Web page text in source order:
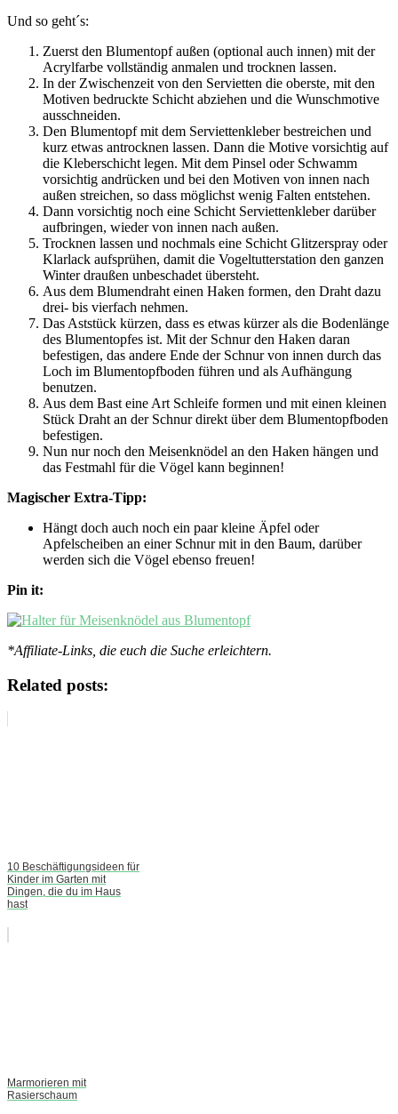
Und so geht´s:
Zuerst den Blumentopf außen (optional auch innen) mit der
Acrylfarbe vollständig anmalen und trocknen lassen.
In der Zwischenzeit von den Servietten die oberste, mit den
Motiven bedruckte Schicht abziehen und die Wunschmotive
ausschneiden.
Den Blumentopf mit dem Serviettenkleber bestreichen und
kurz etwas antrocknen lassen. Dann die Motive vorsichtig auf
die Kleberschicht legen. Mit dem Pinsel oder Schwamm
vorsichtig andrücken und bei den Motiven von innen nach
außen streichen, so dass möglichst wenig Falten entstehen.
Dann vorsichtig noch eine Schicht Serviettenkleber darüber
aufbringen, wieder von innen nach außen.
Trocknen lassen und nochmals eine Schicht Glitzerspray oder
Klarlack aufsprühen, damit die Vogeltutterstation den ganzen
Winter draußen unbeschadet übersteht.
Aus dem Blumendraht einen Haken formen, den Draht dazu
drei- bis vierfach nehmen.
Das Aststück kürzen, dass es etwas kürzer als die Bodenlänge
des Blumentopfes ist. Mit der Schnur den Haken daran
befestigen, das andere Ende der Schnur von innen durch das
Loch im Blumentopfboden führen und als Aufhängung
benutzen.
Aus dem Bast eine Art Schleife formen und mit einen kleinen
Stück Draht an der Schnur direkt über dem Blumentopfboden
befestigen.
Nun nur noch den Meisenknödel an den Haken hängen und
das Festmahl für die Vögel kann beginnen!
Magischer Extra-Tipp:
Hängt doch auch noch ein paar kleine Äpfel oder
Apfelscheiben an einer Schnur mit in den Baum, darüber
werden sich die Vögel ebenso freuen!
Pin it:
*Affiliate-Links, die euch die Suche erleichtern.
Related posts:
10 Beschäftigungsideen für
Kinder im Garten mit
Dingen, die du im Haus
hast
Marmorieren mit
Rasierschaum